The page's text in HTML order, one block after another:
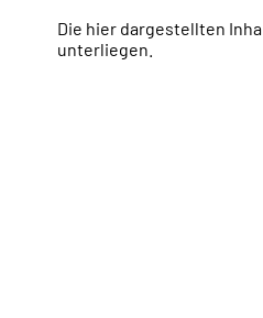
Die hier dargestellten
unterliegen.